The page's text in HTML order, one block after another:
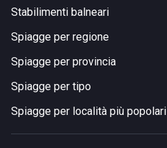
Stabilimenti balneari
Spiagge per regione
Spiagge per provincia
Spiagge per tipo
Spiagge per località più popolari